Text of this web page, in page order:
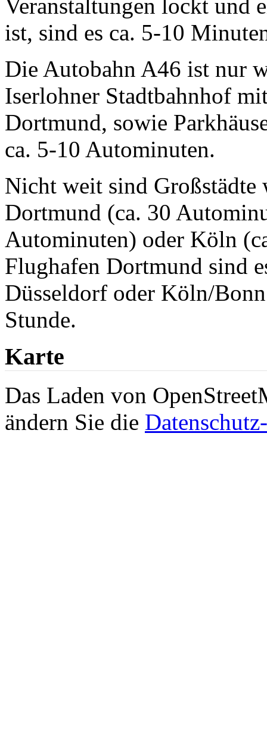
Veranstaltungen lockt und
ist, sind es ca. 5-10
Die Autobahn A46 ist nur
Iserlohner Stadtbahnhof
Dortmund, sowie
ca. 5-10 Autominuten.
Nicht weit sind Großstädte
Dortmund (ca. 30
Autominuten) oder Köln
Flughafen Dortmund sind
Düsseldorf oder Köln/
Stunde.
Karte
Das Laden von
ändern Sie die